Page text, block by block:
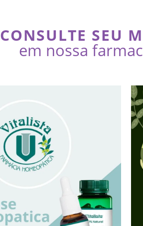
CONSULTE SEU
em nossa